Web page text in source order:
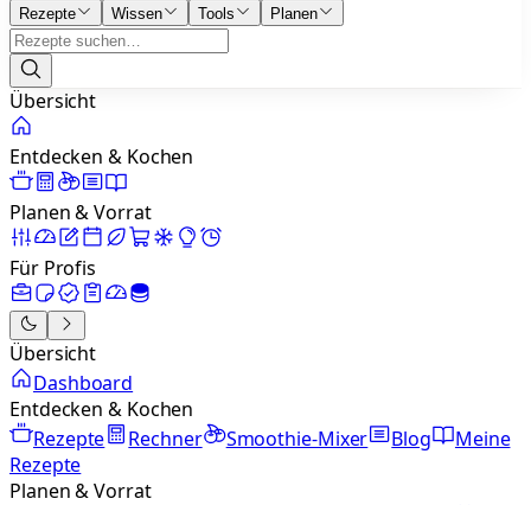
Rezepte Wissen Tools Planen
Übersicht
Entdecken & Kochen
Planen & Vorrat
Für Profis
Übersicht
Dashboard
Entdecken & Kochen
Rezepte
Rechner Smoothie-Mixer Blog
Meine
Rezepte
Planen & Vorrat